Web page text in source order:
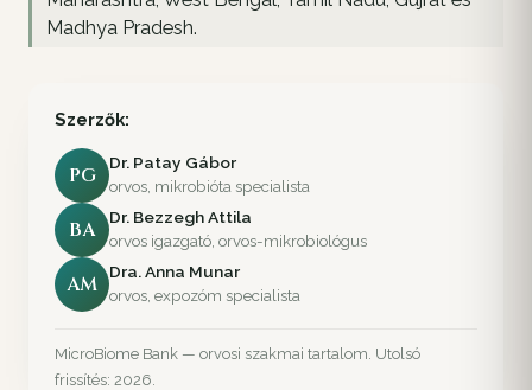
Madhya Pradesh.
Szerzők:
PG
Dr. Patay Gábor
orvos, mikrobióta specialista
BA
Dr. Bezzegh Attila
orvos igazgató, orvos-mikrobiológus
AM
Dra. Anna Munar
orvos, expozóm specialista
MicroBiome Bank — orvosi szakmai tartalom. Utolsó
frissítés: 2026.